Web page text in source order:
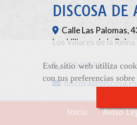
Este sitio web utiliza
con tus preferencias
DISCOSA
Calle Las Palomas,
Los Villares de la Reina
923 28 70 90
discosa
discosa.es
Inicio Aviso